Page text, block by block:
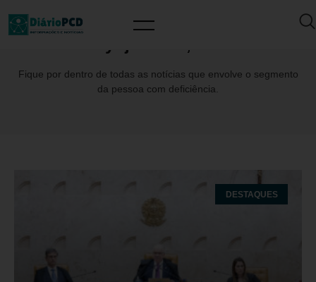
Fique por dentro de todas as notícias que envolve o segmento
da pessoa com deficiência.
DESTAQUES